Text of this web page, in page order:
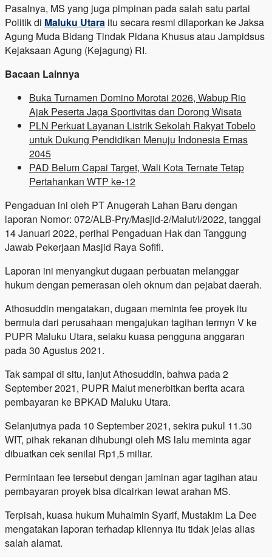
Pasalnya, MS yang juga pimpinan pada salah satu partai
Politik di Maluku Utara itu secara resmi dilaporkan ke Jaksa
Agung Muda Bidang Tindak Pidana Khusus atau Jampidsus
Kejaksaan Agung (Kejagung) RI.
Bacaan Lainnya
Buka Turnamen Domino Morotai 2026, Wabup Rio
Ajak Peserta Jaga Sportivitas dan Dorong Wisata
PLN Perkuat Layanan Listrik Sekolah Rakyat Tobelo
untuk Dukung Pendidikan Menuju Indonesia Emas
2045
PAD Belum Capai Target, Wali Kota Ternate Tetap
Pertahankan WTP ke-12
Pengaduan ini oleh PT Anugerah Lahan Baru dengan
laporan Nomor: 072/ALB-Pry/Masjid-2/Malut/I/2022, tanggal
14 Januari 2022, perihal Pengaduan Hak dan Tanggung
Jawab Pekerjaan Masjid Raya Sofifi.
Laporan ini menyangkut dugaan perbuatan melanggar
hukum dengan pemerasan oleh oknum dan pejabat daerah.
Athosuddin mengatakan, dugaan meminta fee proyek itu
bermula dari perusahaan mengajukan tagihan termyn V ke
PUPR Maluku Utara, selaku kuasa pengguna anggaran
pada 30 Agustus 2021.
Tak sampai di situ, lanjut Athosuddin, bahwa pada 2
September 2021, PUPR Malut menerbitkan berita acara
pembayaran ke BPKAD Maluku Utara.
Selanjutnya pada 10 September 2021, sekira pukul 11.30
WIT, pihak rekanan dihubungi oleh MS lalu meminta agar
dibuatkan cek senilai Rp1,5 miliar.
Permintaan fee tersebut dengan jaminan agar tagihan atau
pembayaran proyek bisa dicairkan lewat arahan MS.
Terpisah, kuasa hukum Muhaimin Syarif, Mustakim La Dee
mengatakan laporan terhadap kliennya itu tidak jelas alias
salah alamat.